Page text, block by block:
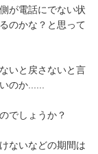
が電話にでない状
のかな？と思って
いと戻さないと言
のか......
でしょうか？
ないなどの期間は